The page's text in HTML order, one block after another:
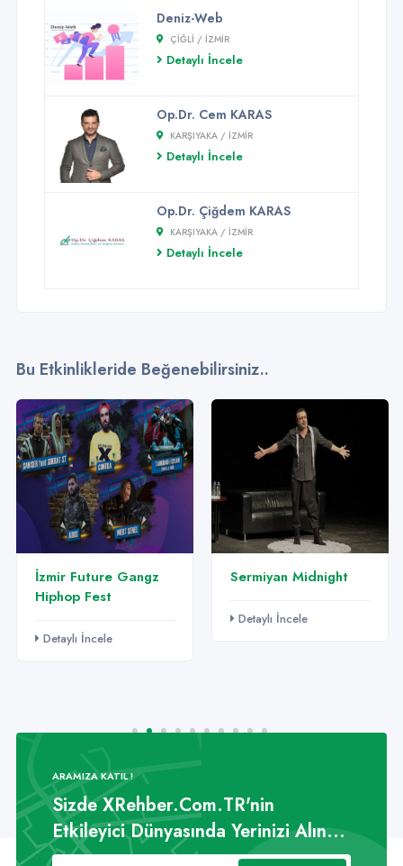
Deniz-Web
ÇIĞLI / İZMİR
Detaylı İncele
Op.Dr. Cem KARAS
KARŞIYAKA / İZMİR
Detaylı İncele
Op.Dr. Çiğdem KARAS
KARŞIYAKA / İZMİR
Detaylı İncele
Bu Etkinlikleride Beğenebilirsiniz..
İzmir Future Gangz
Hiphop Fest
Detaylı İncele
Sermiyan Midnight
Detaylı İncele
ARAMIZA KATIL !
Sizde XRehber.Com.TR'nin
Etkileyici Dünyasında Yerinizi Alın...